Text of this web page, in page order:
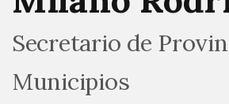
Secretario de
Municipios